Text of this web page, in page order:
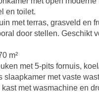
en toilet.
met terras, grasveld en
door stellen. Geschikt
m²
met 5-pits fornuis,
slaapkamer met vaste
met wasmachine en